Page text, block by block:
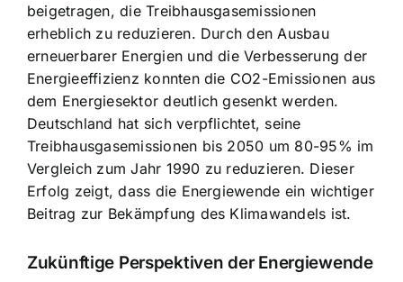
beigetragen, die Treibhausgasemissionen
erheblich zu reduzieren. Durch den Ausbau
erneuerbarer Energien und die Verbesserung der
Energieeffizienz konnten die CO2-Emissionen aus
dem Energiesektor deutlich gesenkt werden.
Deutschland hat sich verpflichtet, seine
Treibhausgasemissionen bis 2050 um 80-95% im
Vergleich zum Jahr 1990 zu reduzieren. Dieser
Erfolg zeigt, dass die Energiewende ein wichtiger
Beitrag zur Bekämpfung des Klimawandels ist.
Zukünftige Perspektiven der Energiewende